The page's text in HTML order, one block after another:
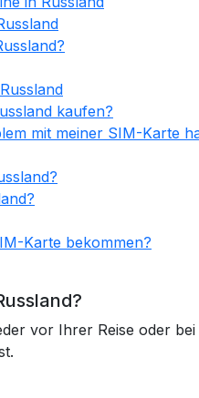
kaufen?
mit meiner SIM-Karte
Karte bekommen?
vor Ihrer Reise oder